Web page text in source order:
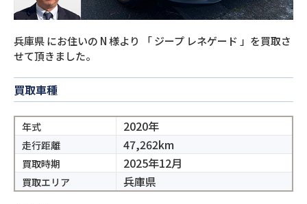
兵庫県にお住いの N様より 「ジープ レネゲード 」を買取さ
せて頂きました。
買取車種
年式 2020年
走行距離 47,262km
買取時期 2025年12月
買取エリア 兵庫県